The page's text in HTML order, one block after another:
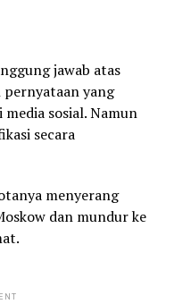
jawab atas
pernyataan yang
sosial. Namun
secara
menyerang
dan mundur ke